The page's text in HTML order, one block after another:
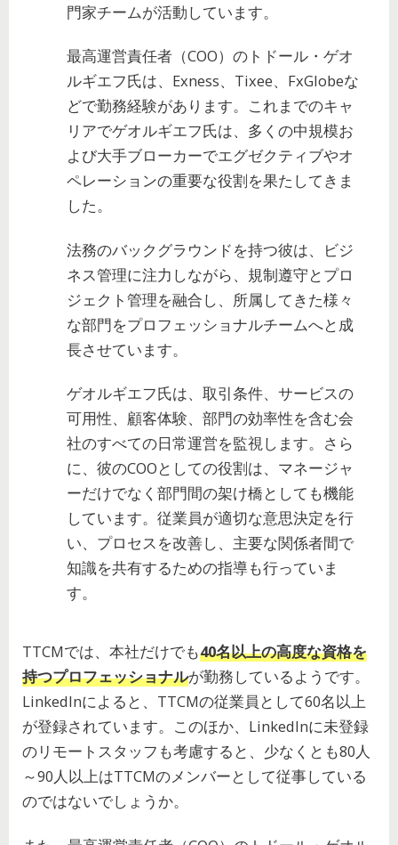
門家チームが活動しています。
最高運営責任者（COO）のトドール・ゲオ
ルギエフ氏は、Exness、Tixee、FxGlobeな
どで勤務経験があります。これまでのキャ
リアでゲオルギエフ氏は、多くの中規模お
よび大手ブローカーでエグゼクティブやオ
ペレーションの重要な役割を果たしてきま
した。
法務のバックグラウンドを持つ彼は、ビジ
ネス管理に注力しながら、規制遵守とプロ
ジェクト管理を融合し、所属してきた様々
な部門をプロフェッショナルチームへと成
長させています。
ゲオルギエフ氏は、取引条件、サービスの
可用性、顧客体験、部門の効率性を含む会
社のすべての日常運営を監視します。さら
に、彼のCOOとしての役割は、マネージャ
ーだけでなく部門間の架け橋としても機能
しています。従業員が適切な意思決定を行
い、プロセスを改善し、主要な関係者間で
知識を共有するための指導も行っていま
す。
TTCMでは、本社だけでも40名以上の高度な資格を
持つプロフェッショナルが勤務しているようです。
LinkedInによると、TTCMの従業員として60名以上
が登録されています。このほか、LinkedInに未登録
のリモートスタッフも考慮すると、少なくとも80人
～90人以上はTTCMのメンバーとして従事している
のではないでしょうか。